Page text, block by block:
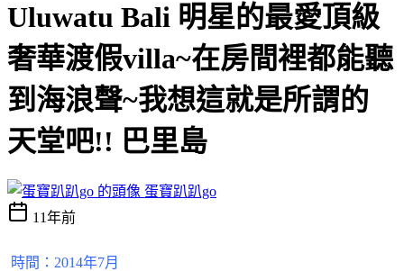
Uluwatu Bali 明星的最愛頂級
奢華渡假villa~在房間裡都能聽
到海浪聲~我想這就是所謂的
天堂吧!! 巴里島
蛋寶趴趴go
11年前
時間：2014年7月